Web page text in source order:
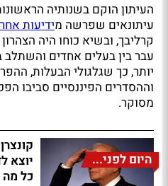
העיתון הוקם בשנותיה
עיתונאים שפרשה מידיעות
קרליבך, ובשיא כוחו היה
עבר בין בעלים אחדים והשתלב
יותר, כך שגלגולי הבעלות,
וההסדרים הפיננסיים סביבו
מסוקר.
היום לפני...
יוצא
כל מה